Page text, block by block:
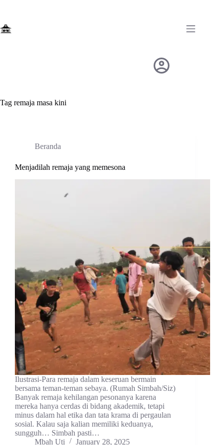
Tag remaja masa kini
Beranda
Menjadilah remaja yang memesona
Ilustrasi-Para remaja dalam keseruan bermain
bersama teman-teman sebaya. (Rumah Simbah/Siz)
Banyak remaja kehilangan pesonanya karena
mereka hanya cerdas di bidang akademik, tetapi
minus dalam hal etika dan tata krama di pergaulan
sosial. Kalau saja kalian memiliki keduanya,
sungguh… Simbah pasti…
Mbah Uti
January 28, 2025